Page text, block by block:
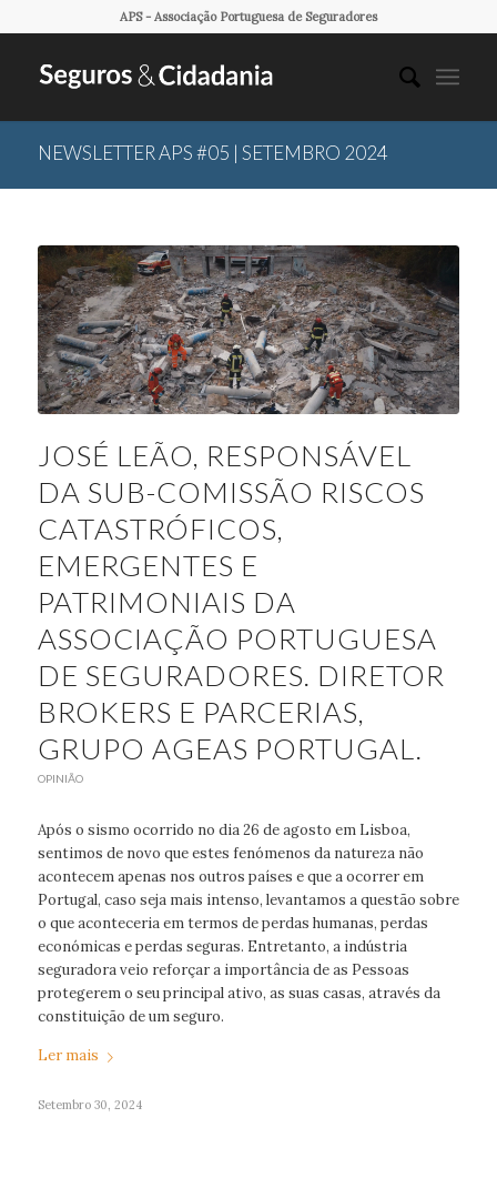
APS - Associação Portuguesa de Seguradores
NEWSLETTER APS #05 | SETEMBRO 2024
JOSÉ LEÃO, RESPONSÁVEL
DA SUB-COMISSÃO RISCOS
CATASTRÓFICOS,
EMERGENTES E
PATRIMONIAIS DA
ASSOCIAÇÃO PORTUGUESA
DE SEGURADORES. DIRETOR
BROKERS E PARCERIAS,
GRUPO AGEAS PORTUGAL.
OPINIÃO
Após o sismo ocorrido no dia 26 de agosto em Lisboa,
sentimos de novo que estes fenómenos da natureza não
acontecem apenas nos outros países e que a ocorrer em
Portugal, caso seja mais intenso, levantamos a questão sobre
o que aconteceria em termos de perdas humanas, perdas
económicas e perdas seguras. Entretanto, a indústria
seguradora veio reforçar a importância de as Pessoas
protegerem o seu principal ativo, as suas casas, através da
constituição de um seguro.
Ler mais
Setembro 30, 2024